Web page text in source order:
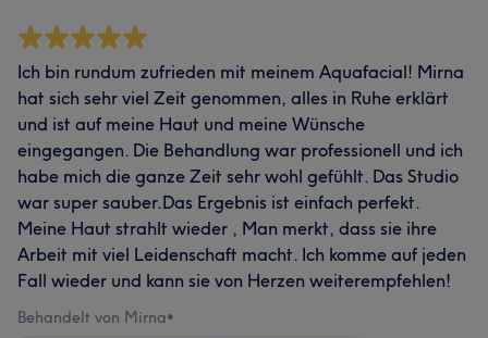
Ich bin rundum zufrieden mit meinem Aquafacial! Mirna
hat sich sehr viel Zeit genommen, alles in Ruhe erklärt
und ist auf meine Haut und meine Wünsche
eingegangen. Die Behandlung war professionell und ich
habe mich die ganze Zeit sehr wohl gefühlt. Das Studio
war super sauber.Das Ergebnis ist einfach perfekt.
Meine Haut strahlt wieder , Man merkt, dass sie ihre
Arbeit mit viel Leidenschaft macht. Ich komme auf jeden
Fall wieder und kann sie von Herzen weiterempfehlen!
Behandelt von Mirna•